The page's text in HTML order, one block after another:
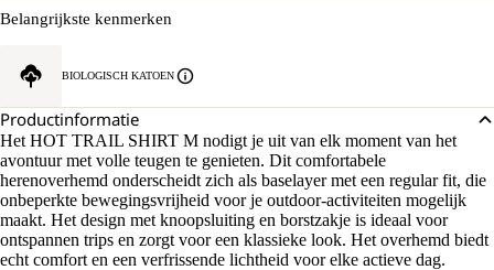
Belangrijkste kenmerken
BIOLOGISCH KATOEN
Productinformatie
Het HOT TRAIL SHIRT M nodigt je uit van elk moment van het
avontuur met volle teugen te genieten. Dit comfortabele
herenoverhemd onderscheidt zich als baselayer met een regular fit, die
onbeperkte bewegingsvrijheid voor je outdoor-activiteiten mogelijk
maakt. Het design met knoopsluiting en borstzakje is ideaal voor
ontspannen trips en zorgt voor een klassieke look. Het overhemd biedt
echt comfort en een verfrissende lichtheid voor elke actieve dag.